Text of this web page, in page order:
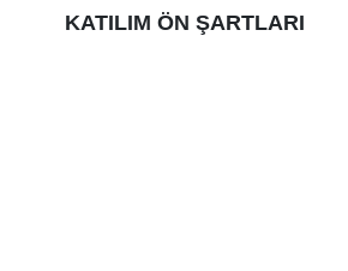
KATILIM ÖN ŞARTLARI